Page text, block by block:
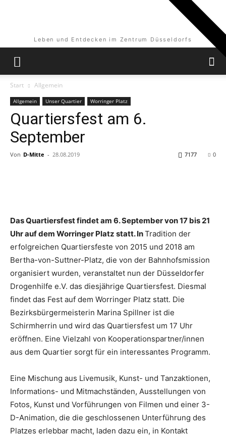
Leben und Entdecken im Zentrum Düsseldorfs
Start Allgemein
Allgemein Unser Quartier Worringer Platz
Quartiersfest am 6.
September
Von D-Mitte - 28.08.2019 0
7177
Das Quartiersfest findet am 6. September von 17 bis 21
Uhr auf dem Worringer Platz statt. InTradition der
erfolgreichen Quartiersfeste von 2015 und 2018 am
Bertha-von-Suttner-Platz, die von der Bahnhofsmission
organisiert wurden, veranstaltet nun der Düsseldorfer
Drogenhilfe e.V. das diesjährige Quartiersfest. Diesmal
findet das Fest auf dem Worringer Platz statt. Die
Bezirksbürgermeisterin Marina Spillner ist die
Schirmherrin und wird das Quartiersfest um 17 Uhr
eröffnen. Eine Vielzahl von Kooperationspartner/innen
aus dem Quartier sorgt für ein interessantes Programm.
Eine Mischung aus Livemusik, Kunst- und Tanzaktionen,
Informations- und Mitmachständen, Ausstellungen von
Fotos, Kunst und Vorführungen von Filmen und einer 3-
D-Animation, die die geschlossenen Unterführung des
Platzes erlebbar macht, laden dazu ein, in Kontakt